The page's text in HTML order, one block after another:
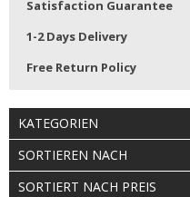
Satisfaction Guarantee
1-2 Days Delivery
Free Return Policy
KATEGORIEN
SORTIEREN NACH
SORTIERT NACH PREIS